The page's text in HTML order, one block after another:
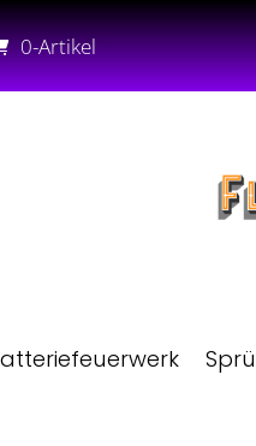
0-Artikel